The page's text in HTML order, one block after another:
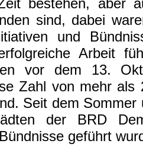
bestehen, aber
sind, dabei
und
Arbeit
vor dem 13.
Zahl von mehr als
Seit dem
der BRD
geführt